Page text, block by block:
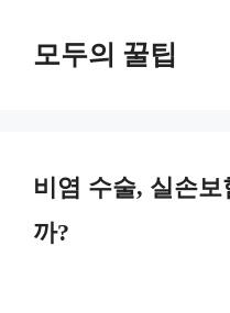
모두의 꿀팁
비염 수술, 실손
까?